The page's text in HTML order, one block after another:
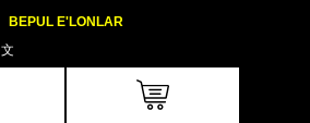
BEPUL E'LONLAR